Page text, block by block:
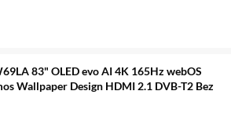
83" OLED evo AI 4K 165Hz webOS
Wallpaper Design HDMI 2.1 DVB-T2 Bez